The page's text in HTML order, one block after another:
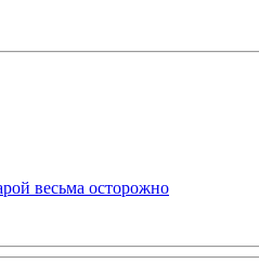
весьма осторожно